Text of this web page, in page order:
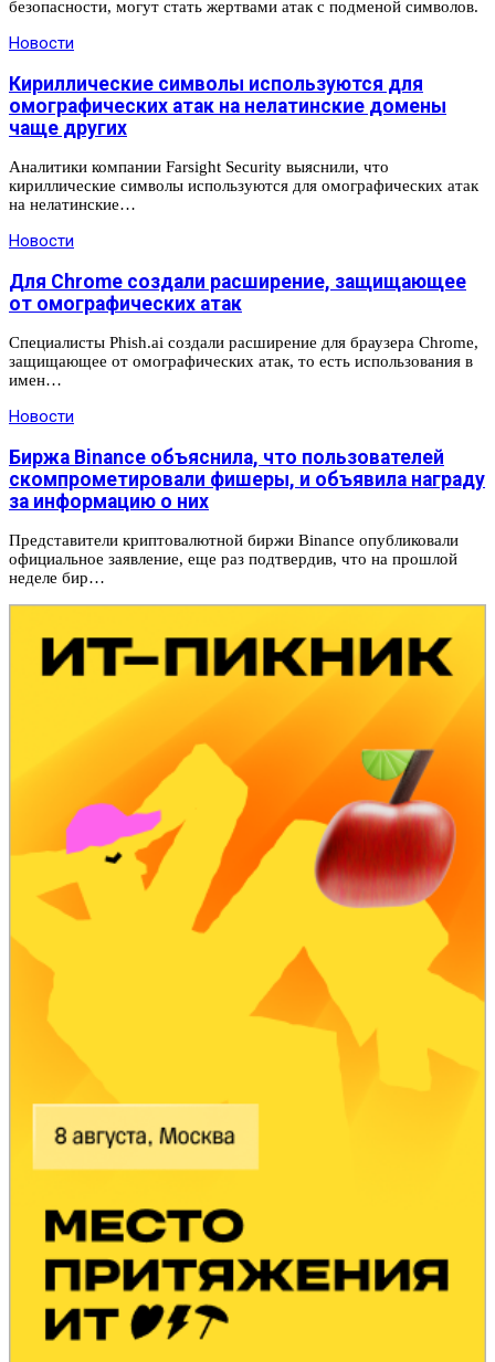
безопасности, могут стать жертвами атак с подменой символов.
Новости
Кириллические символы используются для
омографических атак на нелатинские домены
чаще других
Аналитики компании Farsight Security выяснили, что
кириллические символы используются для омографических атак
на нелатинские…
Новости
Для Chrome создали расширение, защищающее
от омографических атак
Специалисты Phish.ai создали расширение для браузера Chrome,
защищающее от омографических атак, то есть использования в
имен…
Новости
Биржа Binance объяснила, что пользователей
скомпрометировали фишеры, и объявила награду
за информацию о них
Представители криптовалютной биржи Binance опубликовали
официальное заявление, еще раз подтвердив, что на прошлой
неделе бир…